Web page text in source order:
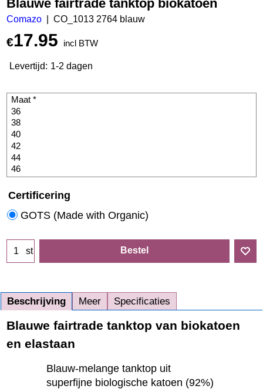
Blauwe fairtrade tanktop biokatoen
Comazo CO_1013 2764 blauw
€17.95 incl BTW
Levertijd: 1-2 dagen
Certificering
GOTS (Made with Organic)
st Bestel
Beschrijving Meer Specificaties
Blauwe fairtrade tanktop van biokatoen
en elastaan
Blauw-melange tanktop uit
superfijne biologische katoen (92%)